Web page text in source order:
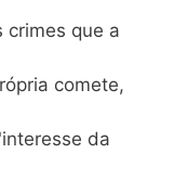
crimes que a
comete,
da